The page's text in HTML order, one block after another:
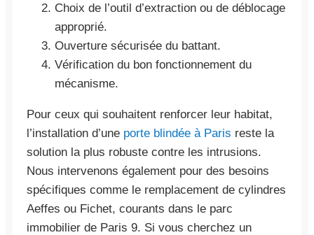
Choix de l’outil d’extraction ou de déblocage
approprié.
Ouverture sécurisée du battant.
Vérification du bon fonctionnement du
mécanisme.
Pour ceux qui souhaitent renforcer leur habitat,
l’installation d’une porte blindée à Paris reste la
solution la plus robuste contre les intrusions.
Nous intervenons également pour des besoins
spécifiques comme le remplacement de cylindres
Aeffes ou Fichet, courants dans le parc
immobilier de Paris 9. Si vous cherchez un